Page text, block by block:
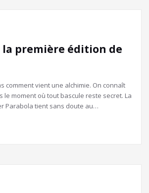
la première édition de
comment vient une alchimie. On connaît
le moment où tout bascule reste secret. La
Parabola tient sans doute au…